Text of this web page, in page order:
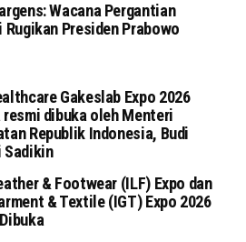
Wacana Pergantian
Rugikan Presiden Prabowo
Gakeslab Expo 2026
resmi dibuka oleh Menteri
Republik Indonesia, Budi
Sadikin
& Footwear (ILF) Expo dan
& Textile (IGT) Expo 2026